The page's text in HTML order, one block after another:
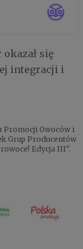
do siebie
się
integracji i
Promocji Owoców i
Grup Producentów
Edycja III".